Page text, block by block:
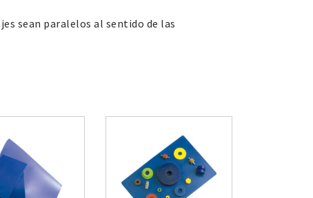
sean paralelos al sentido de las